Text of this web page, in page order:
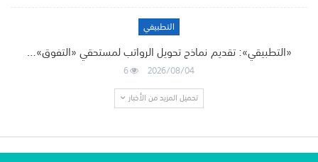
التطبيقي
«التطبيقي»: تقديم نماذج تحويل الرواتب لمستحقي «التفوق»…
2026/08/04
6
تحميل المزيد من الأخبار